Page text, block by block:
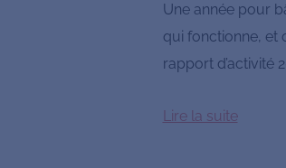
Une année pour
qui fonctionne, et
rapport d’activité
Lire la suite